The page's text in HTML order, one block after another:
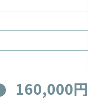
160,000円